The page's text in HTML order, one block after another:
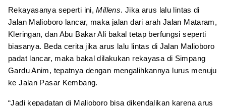
Rekayasanya seperti ini,Millens. Jika arus lalu lintas di
Jalan Malioboro lancar, maka jalan dari arah Jalan Mataram,
Kleringan, dan Abu Bakar Ali bakal tetap berfungsi seperti
biasanya. Beda cerita jika arus lalu lintas di Jalan Malioboro
padat lancar, maka bakal dilakukan rekayasa di Simpang
Gardu Anim, tepatnya dengan mengalihkannya lurus menuju
ke Jalan Pasar Kembang.
“Jadi kepadatan di Malioboro bisa dikendalikan karena arus